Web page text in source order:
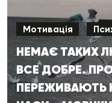
Мотивація
НЕМАЄ ТАКИХ
ВСЕ ДОБРЕ.
ПЕРЕЖИВАЮТЬ